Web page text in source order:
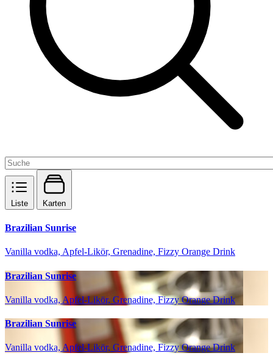
Liste Karten
Brazilian Sunrise
Vanilla vodka, Apfel-Likör, Grenadine, Fizzy Orange Drink
Brazilian Sunrise
Vanilla vodka, Apfel-Likör, Grenadine, Fizzy Orange Drink
Brazilian Sunrise
Vanilla vodka, Apfel-Likör, Grenadine, Fizzy Orange Drink